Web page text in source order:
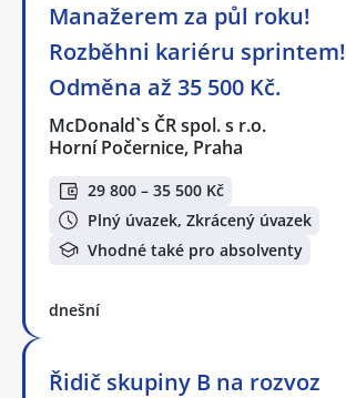
Manažerem za půl roku!
Rozběhni kariéru sprintem!
Odměna až 35 500 Kč.
McDonald`s ČR spol. s r.o.
Horní Počernice, Praha
29 800 – 35 500 Kč
Plný úvazek, Zkrácený úvazek
Vhodné také pro absolventy
dnešní
Řidič skupiny B na rozvoz